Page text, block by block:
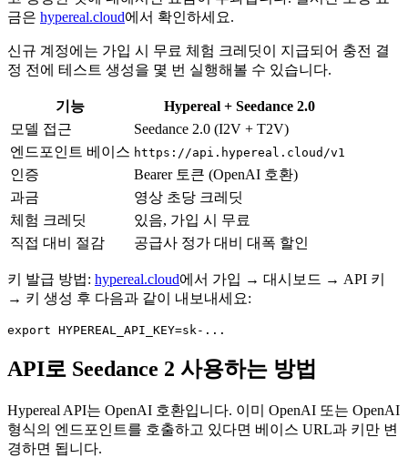
금은 hypereal.cloud에서 확인하세요.
신규 계정에는 가입 시 무료 체험 크레딧이 지급되어 충전 결
정 전에 테스트 생성을 몇 번 실행해볼 수 있습니다.
기능
Hypereal + Seedance 2.0
모델 접근
Seedance 2.0 (I2V + T2V)
엔드포인트 베이스 https://api.hypereal.cloud/v1
인증
Bearer 토큰 (OpenAI 호환)
과금
영상 초당 크레딧
체험 크레딧
있음, 가입 시 무료
직접 대비 절감
공급사 정가 대비 대폭 할인
키 발급 방법: hypereal.cloud에서 가입 → 대시보드 → API 키
→ 키 생성 후 다음과 같이 내보내세요:
API로 Seedance 2 사용하는 방법
Hypereal API는 OpenAI 호환입니다. 이미 OpenAI 또는 OpenAI
형식의 엔드포인트를 호출하고 있다면 베이스 URL과 키만 변
경하면 됩니다.